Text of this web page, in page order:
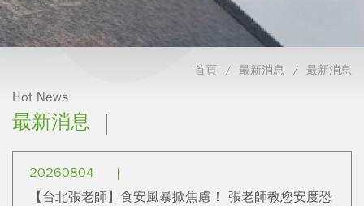
首頁 最新消息 最新消息
Hot News
最新消息
20260804
【台北張老師】食安風暴掀焦慮！ 張老師教您安度恐